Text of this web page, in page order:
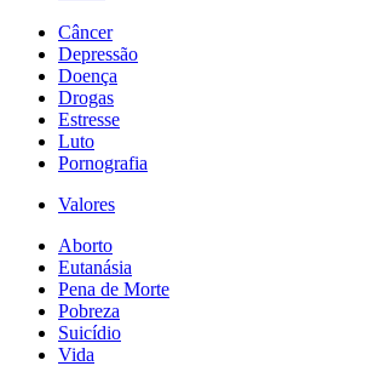
Câncer
Depressão
Doença
Drogas
Estresse
Luto
Pornografia
Valores
Aborto
Eutanásia
Pena de Morte
Pobreza
Suicídio
Vida